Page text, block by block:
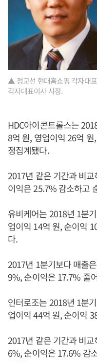
▲ 정교선 현대홈쇼핑 각자대
각자대표이사 사장.
HDC아이콘트롤스는
8억 원, 영업이익 26억
정집계됐다.
2017년 같은 기간과 비
이익은 25.7% 감소하고
유비케어는 2018년 1분
업이익 14억 원, 순이익
다.
2017년 1분기보다 매출
9%, 순이익은 17.7% 줄
인터로조는 2018년 1분
업이익 44억 원, 순이익
2017년 같은 기간과 비
6%, 순이익은 17.6% 감